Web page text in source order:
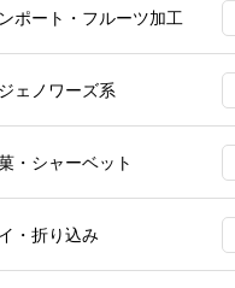
ポート・フルーツ加工
ェノワーズ系
・シャーベット
・折り込み